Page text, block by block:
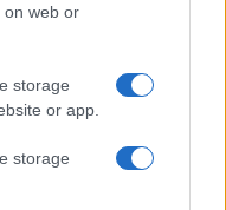
on web or
storage
or app.
storage